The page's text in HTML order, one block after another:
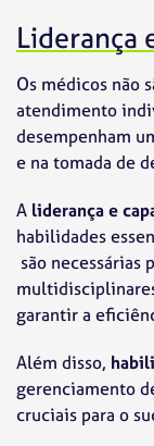
Liderança
Os médicos não
atendimento
desempenham
e na tomada de
A liderança e
habilidades
são necessárias
garantir a
Além disso,
gerenciamento
cruciais para o